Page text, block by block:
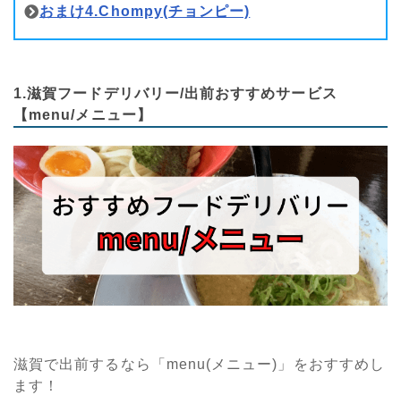
おまけ4.Chompy(チョンピー)
1.滋賀フードデリバリー/出前おすすめサービス
【menu/メニュー】
滋賀で出前するなら「menu(メニュー)」をおすすめし
ます！